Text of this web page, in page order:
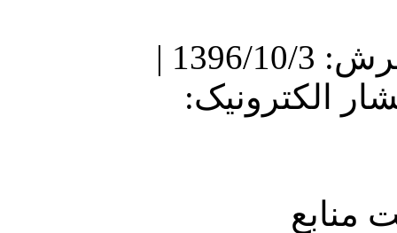
دریافت: 1396/5/3 | پذیرش: 1396/10/3 |
الکترونیک: